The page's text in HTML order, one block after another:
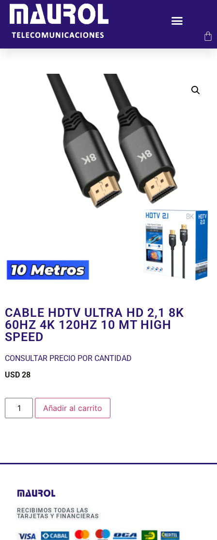
CABLE HDTV ULTRA HD 2,1 8K
60HZ 4K 120HZ 10 MT HIGH
SPEED
CONSULTAR PRECIO POR CANTIDAD
USD 28
Añadir al carrito
RECIBIMOS TODAS LAS
TARJETAS Y FINANCIERAS